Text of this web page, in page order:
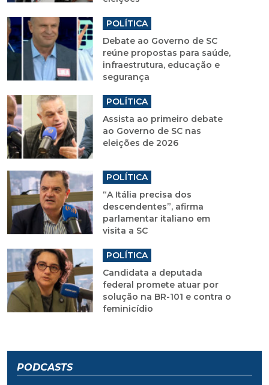
POLÍTICA
Debate ao Governo de SC
reúne propostas para saúde,
infraestrutura, educação e
segurança
POLÍTICA
Assista ao primeiro debate
ao Governo de SC nas
eleições de 2026
POLÍTICA
“A Itália precisa dos
descendentes”, afirma
parlamentar italiano em
visita a SC
POLÍTICA
Candidata a deputada
federal promete atuar por
solução na BR-101 e contra o
feminicídio
PODCASTS